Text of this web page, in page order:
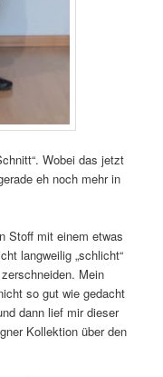
Wobei das jetzt
eh noch mehr in
Stoff mit einem etwas
langweilig „schlicht“
Mein
so gut wie gedacht
dann lief mir dieser
Kollektion über den